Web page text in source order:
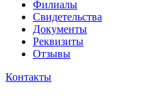
Филиалы
Свидетельства
Документы
Реквизиты
Отзывы
Контакты